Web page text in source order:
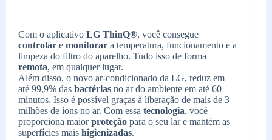
Com o aplicativo LG ThinQ®, você consegue
controlar e monitorar a temperatura, funcionamento e a
limpeza do filtro do aparelho. Tudo isso de forma
remota, em qualquer lugar.
Além disso, o novo ar-condicionado da LG, reduz em
até 99,9% das bactérias no ar do ambiente em até 60
minutos. Isso é possível graças à liberação de mais de 3
milhões de íons no ar. Com essa tecnologia, você
proporciona maiorproteção para o seu lar e mantém as
superfícies mais higienizadas.